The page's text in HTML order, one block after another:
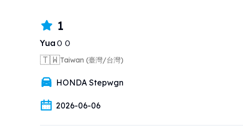
1
YuaＯＯ
🇹🇼Taiwan (臺灣/台灣)
HONDA Stepwgn
2026-06-06